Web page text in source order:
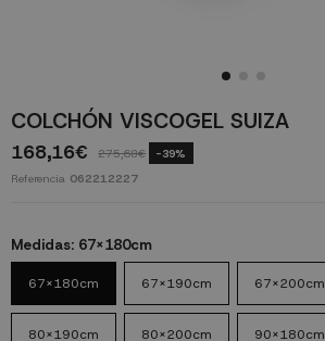
COLCHÓN VISCOGEL SUIZA
168,16€ 275,68€ -39%
Referencia 062212227
Medidas: 67x180cm
67x180cm 67x190cm 67x200cm
80x190cm 80x200cm 90x180cm